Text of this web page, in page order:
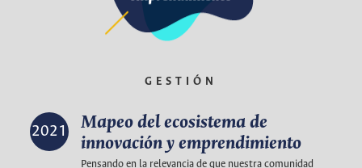
GESTIÓN
2021
Mapeo del ecosistema de
innovación y emprendimiento
Pensando en la relevancia de que nuestra comunidad